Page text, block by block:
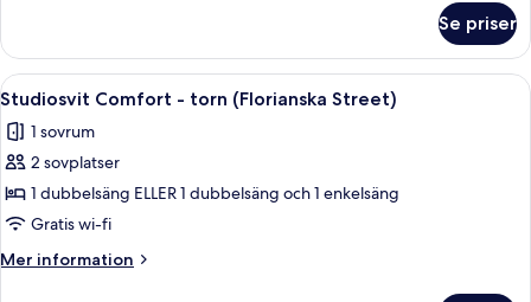
(Floriańska
Street)
Comfort
flera
(Floriańska
Street)
Se priser
Öppna
alla
foton
för
Studiosvit
Comfort
-
torn
Ett kompakt bostadsutrymme med
3
Studiosvit Comfort - torn (Florianska Street)
1 sovrum
2 sovplatser
1 dubbelsäng ELLER 1 dubbelsäng och 1 enkelsäng
Gratis wi-fi
Mer information
Mer